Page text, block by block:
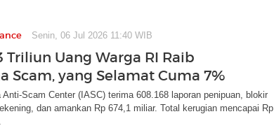
Senin, 06 Jul 2026 11:40 WIB
Triliun Uang Warga RI Raib
Scam, yang Selamat Cuma 7%
Anti-Scam Center (IASC) terima 608.168 laporan penipuan, blokir
dan amankan Rp 674,1 miliar. Total kerugian mencapai Rp